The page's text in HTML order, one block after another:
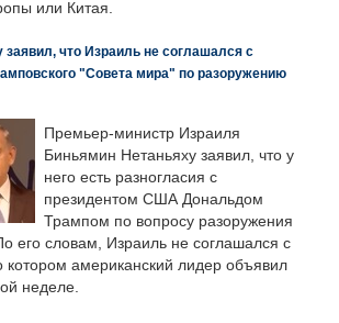
или Китая.
заявил, что Израиль не соглашался с
"Совета мира" по разоружению
Премьер-министр Израиля
Биньямин Нетаньяху заявил, что у
него есть разногласия с
президентом США Дональдом
Трампом по вопросу разоружения
его словам, Израиль не соглашался с
котором американский лидер объявил
неделе.